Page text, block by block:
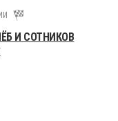
И СОТНИКОВ